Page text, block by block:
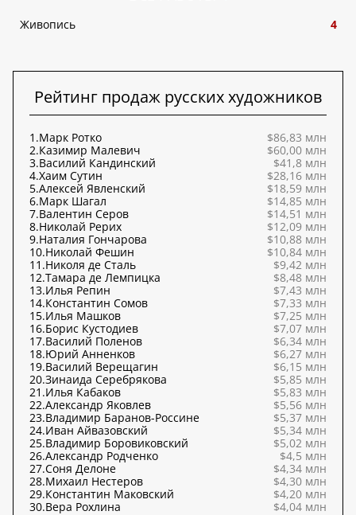
Живопись 4
Рейтинг продаж русских художников
1.Марк Ротко
$86,83 млн
2.Казимир Малевич
$60,00 млн
3.Василий Кандинский
$41,8 млн
4.Хаим Сутин
$28,16 млн
5.Алексей Явленский
$18,59 млн
6.Марк Шагал
$14,85 млн
7.Валентин Серов
$14,51 млн
8.Николай Рерих
$12,09 млн
9.Наталия Гончарова
$10,88 млн
10.Николай Фешин
$10,84 млн
11.Николя де Сталь
$9,42 млн
12.Тамара де Лемпицка
$8,48 млн
13.Илья Репин
$7,43 млн
14.Константин Сомов
$7,33 млн
15.Илья Машков
$7,25 млн
16.Борис Кустодиев
$7,07 млн
17.Василий Поленов
$6,34 млн
18.Юрий Анненков
$6,27 млн
19.Василий Верещагин
$6,15 млн
20.Зинаида Серебрякова
$5,85 млн
21.Илья Кабаков
$5,83 млн
22.Александр Яковлев
$5,56 млн
23.Владимир Баранов-Россине
$5,37 млн
24.Иван Айвазовский
$5,34 млн
25.Владимир Боровиковский
$5,02 млн
26.Александр Родченко
$4,5 млн
27.Соня Делоне
$4,34 млн
28.Михаил Нестеров
$4,30 млн
29.Константин Маковский
$4,20 млн
30.Вера Рохлина $4,04 млн